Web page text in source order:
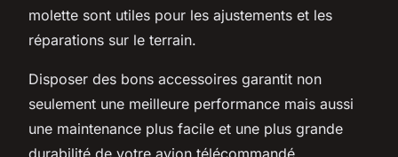
molette sont utiles pour les ajustements et les
réparations sur le terrain.
Disposer des bons accessoires garantit non
seulement une meilleure performance mais aussi
une maintenance plus facile et une plus grande
durabilité de votre avion télécommandé.